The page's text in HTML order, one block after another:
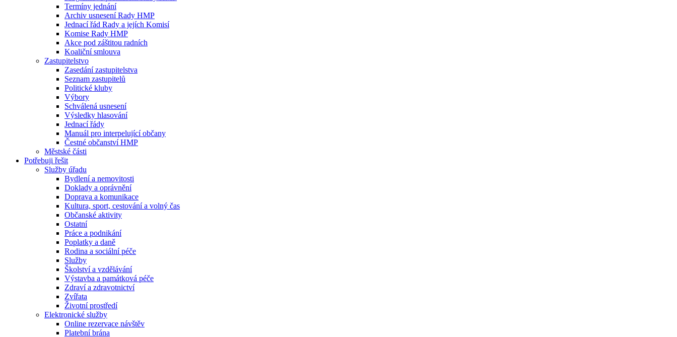
Termíny jednání
Archiv usnesení Rady HMP
Jednací řád Rady a jejích Komisí
Komise Rady HMP
Akce pod záštitou radních
Koaliční smlouva
Zastupitelstvo
Zasedání zastupitelstva
Seznam zastupitelů
Politické kluby
Výbory
Schválená usnesení
Výsledky hlasování
Jednací řády
Manuál pro interpelující občany
Čestné občanství HMP
Městské části
Potřebuji řešit
Služby úřadu
Bydlení a nemovitosti
Doklady a oprávnění
Doprava a komunikace
Kultura, sport, cestování a volný čas
Občanské aktivity
Ostatní
Práce a podnikání
Poplatky a daně
Rodina a sociální péče
Služby
Školství a vzdělávání
Výstavba a památková péče
Zdraví a zdravotnictví
Zvířata
Životní prostředí
Elektronické služby
Online rezervace návštěv
Platební brána